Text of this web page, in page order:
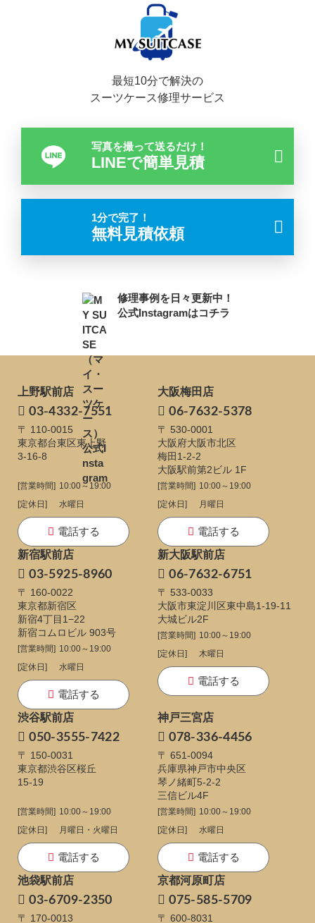
最短10分で解決の
スーツケース修理サービス
写真を撮って送るだけ！
LINEで簡単見積
1分で完了！
無料見積依頼
修理事例を日々更新中！
公式Instagramはコチラ
上野駅前店
03-4332-7551
〒 110-0015
東京都台東区東上野
3-16-8
[営業時間] 10:00～19:00
[定休日]
水曜日
電話する
大阪梅田店
06-7632-5378
〒 530-0001
大阪府大阪市北区
梅田1-2-2
大阪駅前第2ビル 1F
[営業時間] 10:00～19:00
[定休日]
月曜日
電話する
新宿駅前店
03-5925-8960
〒 160-0022
東京都新宿区
新宿4丁目1−22
新宿コムロビル 903号
[営業時間] 10:00～19:00
[定休日]
水曜日
電話する
新大阪駅前店
06-7632-6751
〒 533-0033
大阪市東淀川区東中島1-19-11
大城ビル2F
[営業時間] 10:00～19:00
[定休日]
木曜日
電話する
渋谷駅前店
050-3555-7422
〒 150-0031
東京都渋谷区桜丘
15-19
[営業時間] 10:00～19:00
[定休日]
月曜日・火曜日
電話する
神戸三宮店
078-336-4456
〒 651-0094
兵庫県神戸市中央区
琴ノ緒町5-2-2
三信ビル4F
[営業時間] 10:00～19:00
[定休日]
水曜日
電話する
池袋駅前店
03-6709-2350
〒 170-0013
京都河原町店
075-585-5709
〒 600-8031